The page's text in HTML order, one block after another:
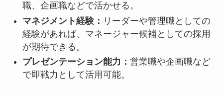
職、企画職などで活かせる。
マネジメント経験： リーダーや管理職としての
経験があれば、マネージャー候補としての採用
が期待できる。
プレゼンテーション能力： 営業職や企画職など
で即戦力として活用可能。